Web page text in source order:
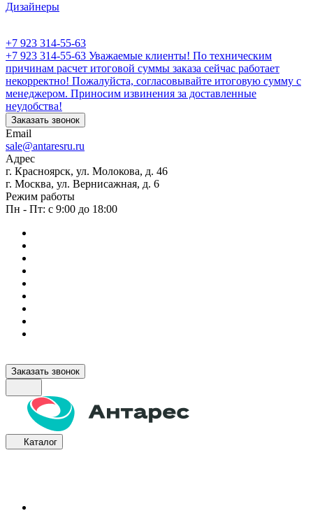
Дизайнеры
+7 923 314-55-63
+7 923 314-55-63 Уважаемые клиенты! По техническим
причинам расчет итоговой суммы заказа сейчас работает
некорректно! Пожалуйста, согласовывайте итоговую сумму с
менеджером. Приносим извинения за доставленные
неудобства!
Заказать звонок
Email
sale@antaresru.ru
Адрес
г. Красноярск, ул. Молокова, д. 46
г. Москва, ул. Вернисажная, д. 6
Режим работы
Пн - Пт: с 9:00 до 18:00
Заказать звонок
Каталог